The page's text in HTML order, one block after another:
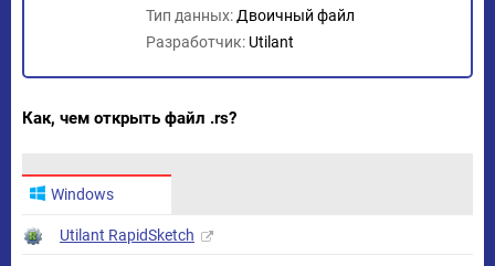
Тип данных: Двоичный файл
Разработчик: Utilant
Как, чем открыть файл .rs?
Windows
Utilant RapidSketch